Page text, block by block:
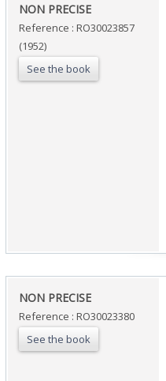
‎NON PRECISE‎
Reference : RO30023857
(1952)
See the book
‎NON PRECISE‎
Reference : RO30023380
See the book